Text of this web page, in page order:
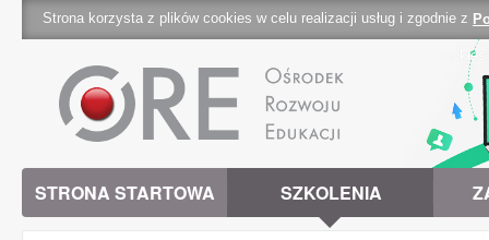
Strona korzysta z plików cookies w celu realizacji usług i zgodnie z
STRONA STARTOWA SZKOLENIA